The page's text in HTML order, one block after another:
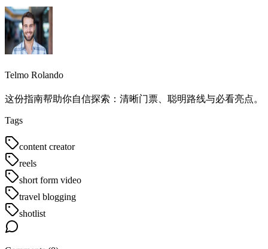
Telmo Rolando
这份指南帮助你自信探索：清晰门票、聪明路线与必看亮点。
Tags
content creator
reels
short form video
travel blogging
shotlist